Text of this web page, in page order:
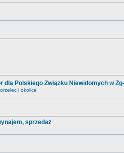
dla Polskiego Związku Niewidomych w
i okolice
sprzedaż